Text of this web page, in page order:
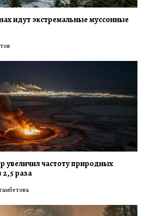
идут экстремальные муссонные
увеличил частоту природных
раза